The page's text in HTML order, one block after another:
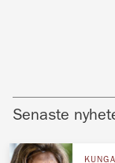
Senaste